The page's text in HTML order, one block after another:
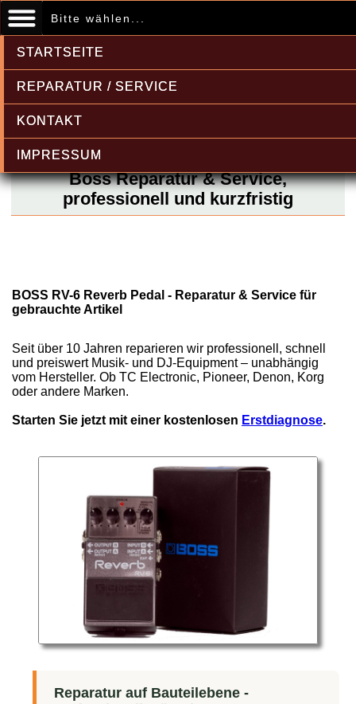
Bitte wählen...
STARTSEITE
REPARATUR / SERVICE
KONTAKT
IMPRESSUM
Boss Reparatur & Service,
professionell und kurzfristig
BOSS RV-6 Reverb Pedal - Reparatur & Service für
gebrauchte Artikel
Seit über 10 Jahren reparieren wir professionell, schnell
und preiswert Musik- und DJ-Equipment – unabhängig
vom Hersteller. Ob TC Electronic, Pioneer, Denon, Korg
oder andere Marken.
Starten Sie jetzt mit einer kostenlosen Erstdiagnose.
Reparatur auf Bauteilebene -